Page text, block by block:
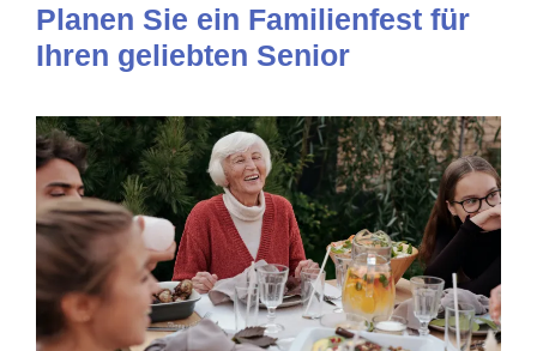
Planen Sie ein Familienfest für
Ihren geliebten Senior